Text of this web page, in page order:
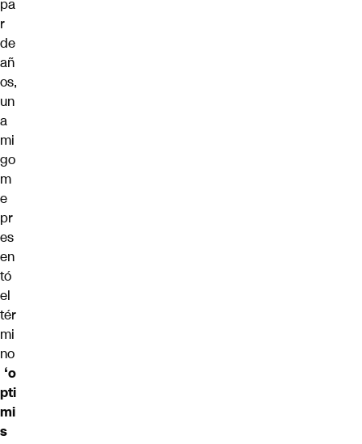
pa
r
de
añ
os,
un
a
mi
go
m
e
pr
es
en
tó
el
tér
mi
no
‘o
pti
mi
s